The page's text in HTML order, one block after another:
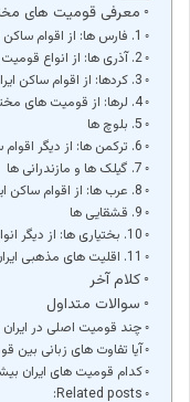
معرفی قومیت های
1. فارس ها: از اقوام ساکن ایران
2. آذری ها: از انواع قومیت های ایران
3. کردها: از اقوام ساکن ایران
4. لرها: از قومیت های مختلف ایران
5. بلوچ ها
6. ترکمن ها: از دیگر اقوام ساکن ایران
7. گیلک ها و مازندرانی ها
8. عرب ها: از اقوام ساکن ایران
9. قشقایی ها
10. بختیاری ها: از دیگر انواع قومیت های ایران
11. اقلیت های مذهبی ایران: از دیگر قومیت های مختلف ایران
کلام آخر
سوالات متداول
چند قومیت اصلی در ایران
آیا تفاوت های زبانی بین
کدام قومیت های ایران
Related posts: